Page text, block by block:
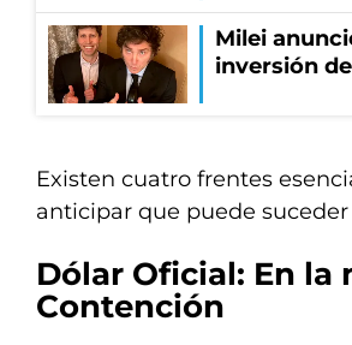
Milei
inversión
Existen cuatro frentes
anticipar que puede
Dólar Oficial: En la
Contención